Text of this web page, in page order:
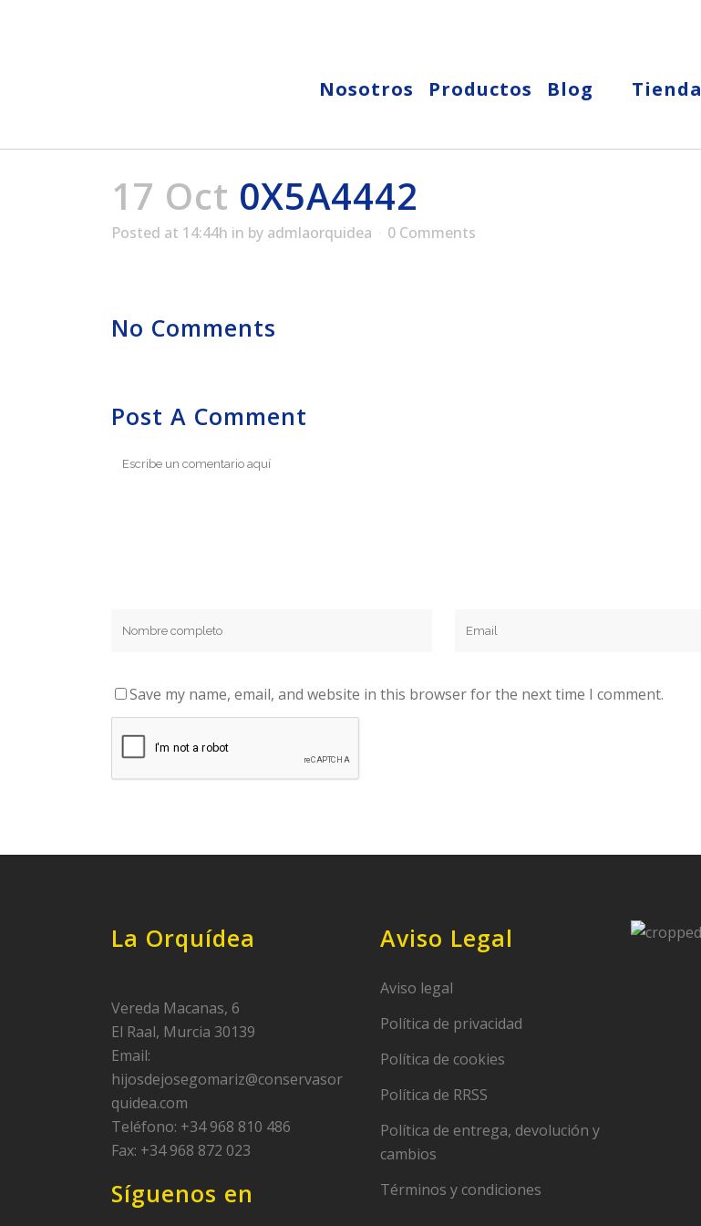
Nosotros Productos Blog Tienda
17 Oct 0X5A4442
Posted at 14:44h in by admlaorquidea 0 Comments
No Comments
Post A Comment
Save my name, email, and website in this browser for the next time I comment.
La Orquídea
Vereda Macanas, 6
El Raal, Murcia 30139
Email:
hijosdejosegomariz@conservasor
quidea.com
Teléfono: +34 968 810 486
Fax: +34 968 872 023
Síguenos en
Aviso Legal
Aviso legal
Política de privacidad
Política de cookies
Política de RRSS
Política de entrega, devolución y
cambios
Términos y condiciones